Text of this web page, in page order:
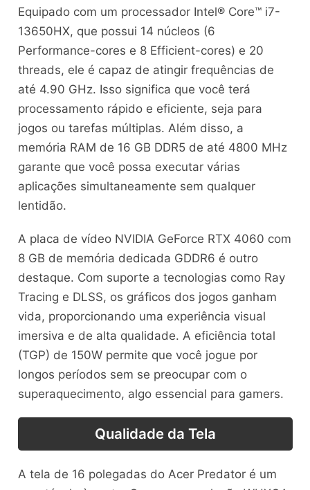
Equipado com um processador Intel® Core™ i7-
13650HX, que possui 14 núcleos (6
Performance-cores e 8 Efficient-cores) e 20
threads, ele é capaz de atingir frequências de
até 4.90 GHz. Isso significa que você terá
processamento rápido e eficiente, seja para
jogos ou tarefas múltiplas. Além disso, a
memória RAM de 16 GB DDR5 de até 4800 MHz
garante que você possa executar várias
aplicações simultaneamente sem qualquer
lentidão.
A placa de vídeo NVIDIA GeForce RTX 4060 com
8 GB de memória dedicada GDDR6 é outro
destaque. Com suporte a tecnologias como Ray
Tracing e DLSS, os gráficos dos jogos ganham
vida, proporcionando uma experiência visual
imersiva e de alta qualidade. A eficiência total
(TGP) de 150W permite que você jogue por
longos períodos sem se preocupar com o
superaquecimento, algo essencial para gamers.
Qualidade da Tela
A tela de 16 polegadas do Acer Predator é um